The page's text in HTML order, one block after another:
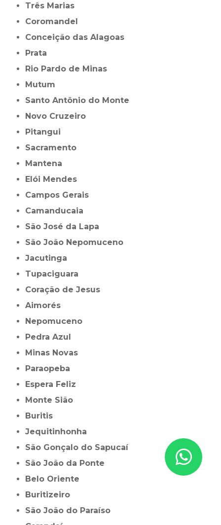
Três Marias
Coromandel
Conceição das Alagoas
Prata
Rio Pardo de Minas
Mutum
Santo Antônio do Monte
Novo Cruzeiro
Pitangui
Sacramento
Mantena
Elói Mendes
Campos Gerais
Camanducaia
São José da Lapa
São João Nepomuceno
Jacutinga
Tupaciguara
Coração de Jesus
Aimorés
Nepomuceno
Pedra Azul
Minas Novas
Paraopeba
Espera Feliz
Monte Sião
Buritis
Jequitinhonha
São Gonçalo do Sapucaí
São João da Ponte
Belo Oriente
Buritizeiro
São João do Paraíso